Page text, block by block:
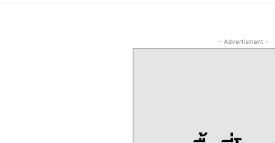
- Advertisment -